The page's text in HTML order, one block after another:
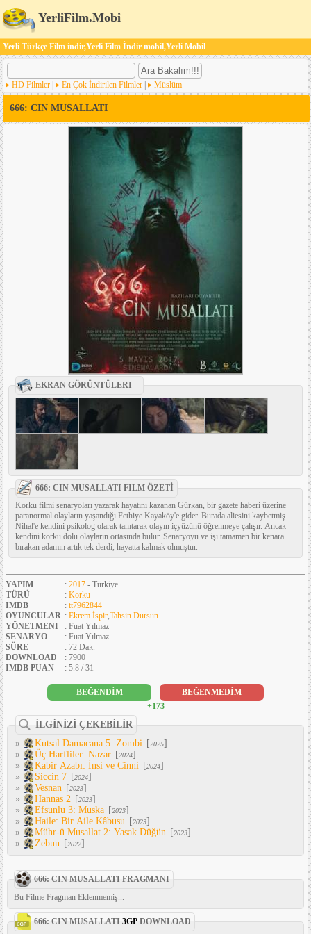
YerliFilm.Mobi
Yerli Türkçe Film indir,Yerli Film İndir mobil,Yerli Mobil
HD Filmler En Çok İndirilen Filmler Müslüm
666: CIN MUSALLATI
EKRAN GÖRÜNTÜLERI
666: CIN MUSALLATI FILM ÖZETİ
Korku filmi senaryoları yazarak hayatını kazanan Gürkan, bir gazete haberi üzerine
paranormal olayların yaşandığı Fethiye Kayaköy'e gider. Burada aliesini kaybetmiş
Nihal'e kendini psikolog olarak tanıtarak olayın içyüzünü öğrenmeye çalışır. Ancak
kendini korku dolu olayların ortasında bulur. Senaryoyu ve işi tamamen bir kenara
bırakan adamın artık tek derdi, hayatta kalmak olmuştur.
YAPIM : 2017 - Türkiye
TÜRÜ
: Korku
IMDB
: tt7962844
OYUNCULAR : Ekrem İspir,Tahsin Dursun
YÖNETMENI
: Fuat Yılmaz
SENARYO
: Fuat Yılmaz
SÜRE
: 72 Dak.
DOWNLOAD
: 7900
IMDB PUAN
: 5.8 / 31
BEĞENDİM
BEĞENMEDİM
+173
İLGİNİZİ ÇEKEBİLİR
»
Kutsal Damacana 5: Zombi [2025]
»
Üç Harfliler: Nazar [2024]
»
Kabir Azabı: İnsi ve Cinni [2024]
»
Siccin 7 [2024]
»
Vesnan [2023]
»
Hannas 2 [2023]
»
Efsunlu 3: Muska [2023]
»
Haile: Bir Aile Kâbusu [2023]
»
Mühr-ü Musallat 2: Yasak Düğün [2023]
»
Zebun [2022]
666: CIN MUSALLATI FRAGMANI
Bu Filme Fragman Eklenmemiş...
666: CIN MUSALLATI 3GP DOWNLOAD